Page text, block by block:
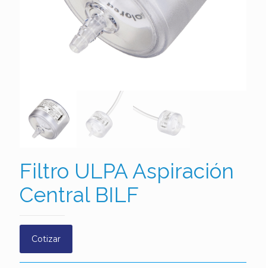
Filtro ULPA Aspiración
Central BILF
Cotizar